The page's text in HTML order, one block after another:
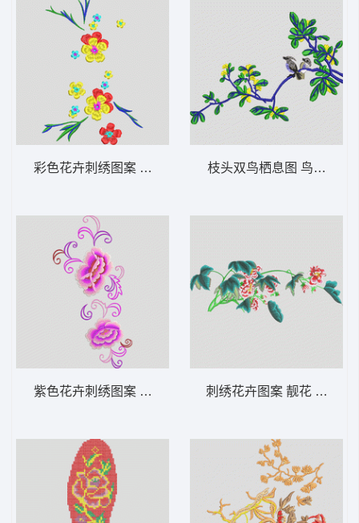
彩色花卉刺绣图案 简单花
紫色花卉刺绣图案 汉服
枝头双鸟栖息图 鸟语花香
刺绣花卉图案 靓花 旗袍